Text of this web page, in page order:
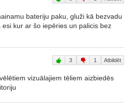
bateriju paku, gluži kā bezvadu
kur ar šo iepēries un palicis bez
3 1 Atbildēt
vizuālajiem tēliem aizbiedēs